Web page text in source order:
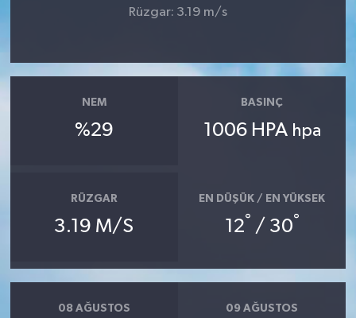
Rüzgar: 3.19 m/s
NEM
%29
BASINÇ
1006 HPA hpa
RÜZGAR
3.19 M/S
EN DÜŞÜK / EN YÜKSEK
12° / 30°
08 AĞUSTOS 09 AĞUSTOS